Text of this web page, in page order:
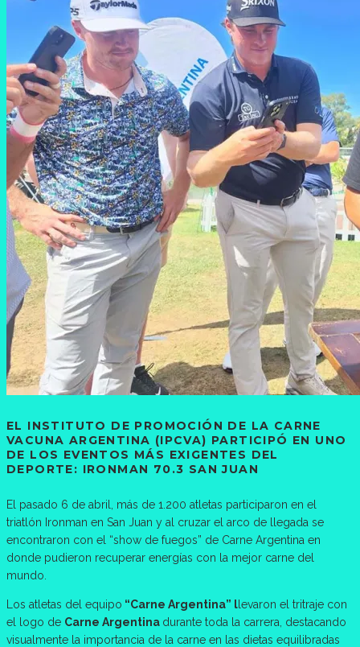
EL INSTITUTO DE PROMOCIÓN DE LA CARNE
VACUNA ARGENTINA (IPCVA) PARTICIPÓ EN UNO
DE LOS EVENTOS MÁS EXIGENTES DEL
DEPORTE: IRONMAN 70.3 SAN JUAN
El pasado 6 de abril, más de 1.200 atletas participaron en el
triatlón Ironman en San Juan y al cruzar el arco de llegada se
encontraron con el “show de fuegos” de Carne Argentina en
donde pudieron recuperar energías con la mejor carne del
mundo.
Los atletas del equipo “Carne Argentina” llevaron el tritraje con
el logo de Carne Argentina durante toda la carrera, destacando
visualmente la importancia de la carne en las dietas equilibradas